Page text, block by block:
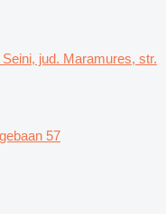
jud. Maramures, str.
57